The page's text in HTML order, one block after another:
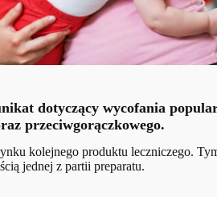
dotyczący wycofania
przeciwgorączkowego.
kolejnego produktu leczniczego.
jednej z partii preparatu.